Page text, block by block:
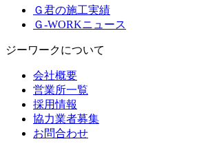
Ｇ君の施工実績
Ｇ-WORKニュース
ジーワークについて
会社概要
営業所一覧
採用情報
協力業者募集
お問合わせ